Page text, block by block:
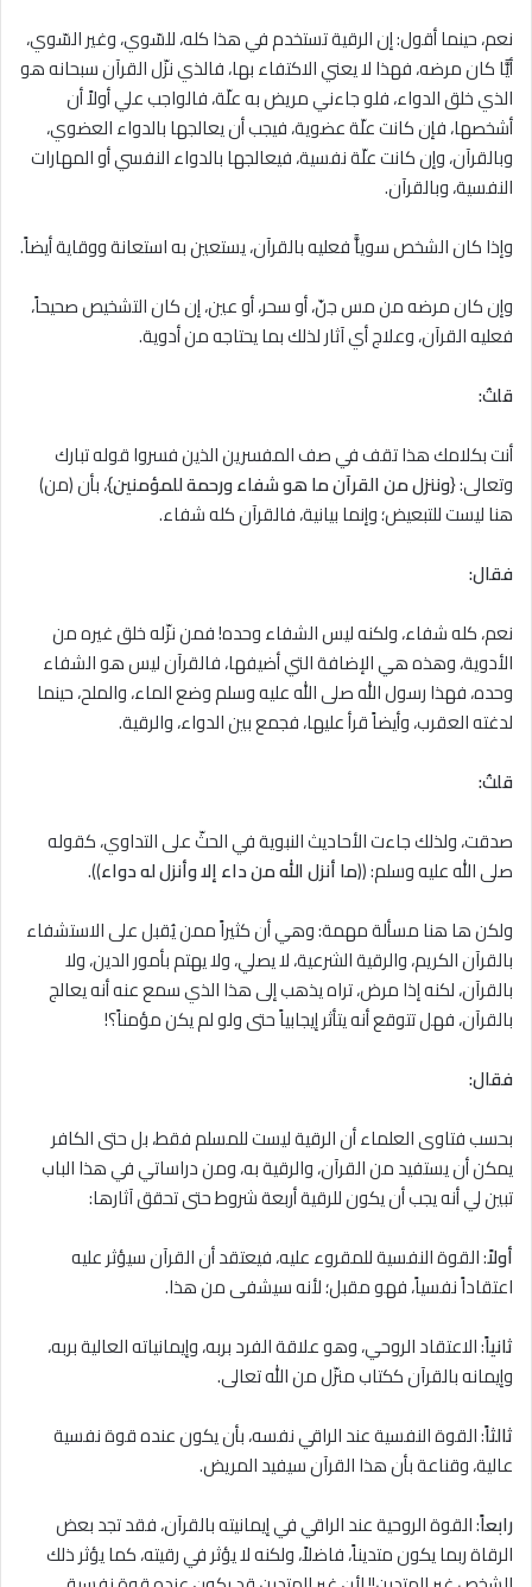
نعم، حينما أقول: إن الرقية تستخدم في هذا كله، للسّوي، وغير السّوي،
أيًّا كان مرضه، فهذا لا يعني الاكتفاء بها، فالذي نزّل القرآن سبحانه هو
الذي خلق الدواء، فلو جاءني مريض به علّة، فالواجب علي أولاً أن
أشخصها، فإن كانت علّة عضوية، فيجب أن يعالجها بالدواء العضوي،
وبالقرآن، وإن كانت علّة نفسية، فيعالجها بالدواء النفسي أو المهارات
النفسية، وبالقرآن.
وإذا كان الشخص سوياًّ فعليه بالقرآن، يستعين به استعانة ووقاية أيضاً.
وإن كان مرضه من مس جنّ، أو سحر، أو عين، إن كان التشخيص صحيحاً،
فعليه القرآن، وعلاج أي آثار لذلك بما يحتاجه من أدوية.
قلتُ:
أنت بكلامك هذا تقف في صف المفسرين الذين فسروا قوله تبارك
وتعالى: {وننزل من القرآن ما هو شفاء ورحمة للمؤمنين}، بأن (من)
هنا ليست للتبعيض؛ وإنما بيانية، فالقرآن كله شفاء.
فقال:
نعم، كله شفاء، ولكنه ليس الشفاء وحده! فمن نزّله خلق غيره من
الأدوية، وهذه هي الإضافة التي أضيفها، فالقرآن ليس هو الشفاء
وحده، فهذا رسول الله صلى الله عليه وسلم وضع الماء، والملح، حينما
لدغته العقرب، وأيضاً قرأ عليها، فجمع بين الدواء، والرقية.
قلتُ:
صدقت، ولذلك جاءت الأحاديث النبوية في الحثّ على التداوي، كقوله
صلى الله عليه وسلم: ((ما أنزل الله من داء إلا وأنزل له دواء)).
ولكن ها هنا مسألة مهمة: وهي أن كثيراً ممن يُقبل على اﻻستشفاء
بالقرآن الكريم، والرقية الشرعية، لا يصلي، ولا يهتم بأمور الدين، ولا
بالقرآن، لكنه إذا مرض، تراه يذهب إلى هذا الذي سمع عنه أنه يعالج
بالقرآن، فهل تتوقع أنه يتأثر إيجابياً حتى ولو لم يكن مؤمناً؟!
فقال:
بحسب فتاوى العلماء أن الرقية ليست للمسلم فقط، بل حتى الكافر
يمكن أن يستفيد من القرآن، والرقية به، ومن دراساتي في هذا الباب
تبين لي أنه يجب أن يكون للرقية أربعة شروط حتى تحقق آثارها:
أولاً: القوة النفسية للمقروء عليه، فيعتقد أن القرآن سيؤثر عليه
اعتقاداً نفسياً، فهو مقبل؛ لأنه سيشفى من هذا.
ثانياً: الاعتقاد الروحي، وهو علاقة الفرد بربه، وإيمانياته العالية بربه،
وإيمانه بالقرآن ككتاب منزّل من الله تعالى.
ثالثاً: القوة النفسية عند الراقي نفسه، بأن يكون عنده قوة نفسية
عالية، وقناعة بأن هذا القرآن سيفيد المريض.
رابعاً: القوة الروحية عند الراقي في إيمانيته بالقرآن، فقد تجد بعض
الرقاة ربما يكون متديناً، فاضلاً، ولكنه لا يؤثر في رقيته، كما يؤثر ذلك